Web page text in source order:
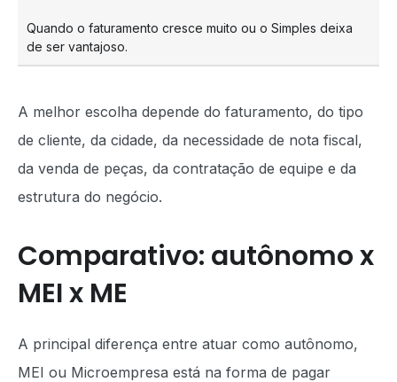
Quando o faturamento cresce muito ou o Simples deixa
de ser vantajoso.
A melhor escolha depende do faturamento, do tipo
de cliente, da cidade, da necessidade de nota fiscal,
da venda de peças, da contratação de equipe e da
estrutura do negócio.
Comparativo: autônomo x
MEI x ME
A principal diferença entre atuar como autônomo,
MEI ou Microempresa está na forma de pagar